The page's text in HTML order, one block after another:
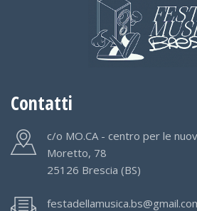
Contatti
c/o MO.CA - centro per le
Moretto, 78
25126 Brescia (BS)